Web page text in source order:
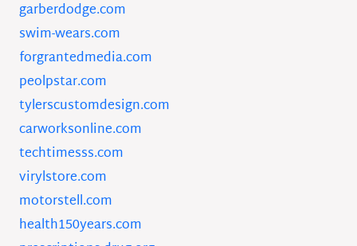
garberdodge.com
swim-wears.com
forgrantedmedia.com
peolpstar.com
tylerscustomdesign.com
carworksonline.com
techtimesss.com
virylstore.com
motorstell.com
health150years.com